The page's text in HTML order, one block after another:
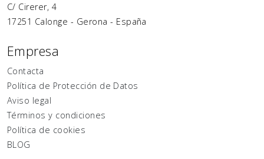
C/ Cirerer, 4
17251 Calonge - Gerona - España
Empresa
Contacta
Política de Protección de Datos
Aviso legal
Términos y condiciones
Política de cookies
BLOG